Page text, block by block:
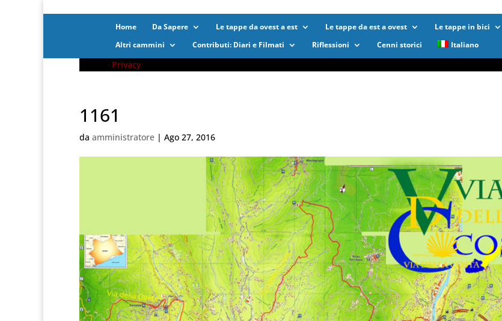
Privacy
Home Da Sapere Le tappe da ovest a est Le tappe da est a ovest Le tappe in bici
Altri cammini
Contributi: Diari e Filmati Riflessioni Cenni storici Italiano
1161
da amministratore | Ago 27, 2016